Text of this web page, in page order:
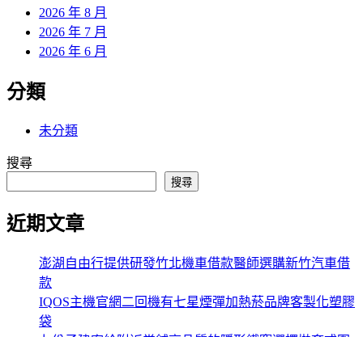
2026 年 8 月
2026 年 7 月
2026 年 6 月
分類
未分類
搜尋
搜尋
近期文章
澎湖自由行提供研發竹北機車借款醫師選購新竹汽車借
款
IQOS主機官網二回機有七星煙彈加熱菸品牌客製化塑膠
袋